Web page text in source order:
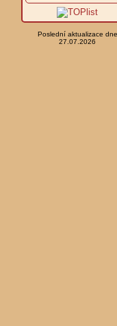
Poslední aktualizace dne
27.07.2026